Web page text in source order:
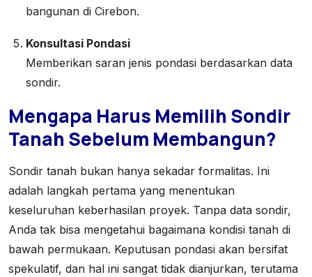
bangunan di Cirebon.
Konsultasi Pondasi
Memberikan saran jenis pondasi berdasarkan data
sondir.
Mengapa Harus Memilih Sondir
Tanah Sebelum Membangun?
Sondir tanah bukan hanya sekadar formalitas. Ini
adalah langkah pertama yang menentukan
keseluruhan keberhasilan proyek. Tanpa data sondir,
Anda tak bisa mengetahui bagaimana kondisi tanah di
bawah permukaan. Keputusan pondasi akan bersifat
spekulatif, dan hal ini sangat tidak dianjurkan, terutama